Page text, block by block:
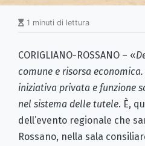
1 minuti di lettura
CORIGLIANO-ROSSANO – «
comune e risorsa
iniziativa privata e funzione
nel sistema delle tutele. È,
dell’evento regionale che
Rossano, nella sala